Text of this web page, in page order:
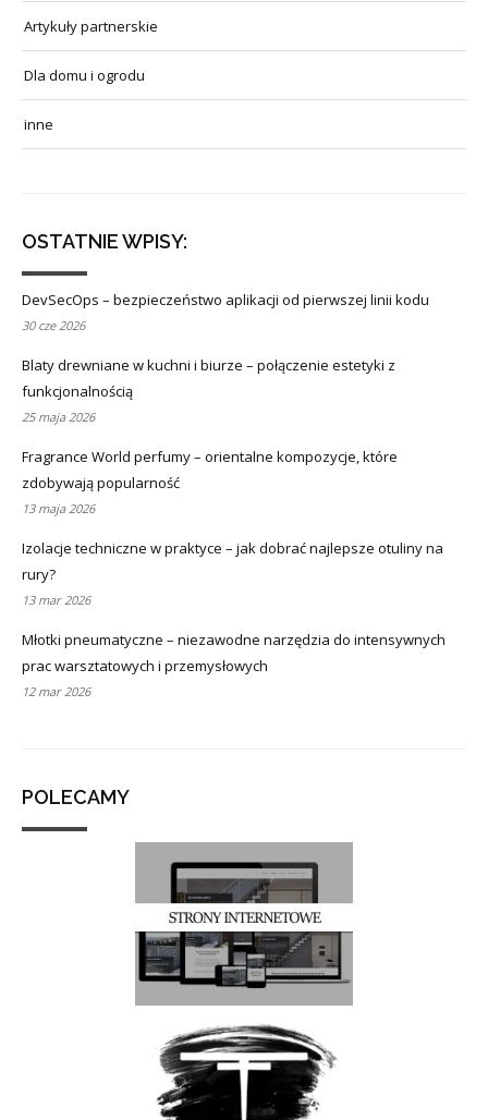
Artykuły partnerskie
Dla domu i ogrodu
inne
OSTATNIE WPISY:
DevSecOps – bezpieczeństwo aplikacji od pierwszej linii kodu
30 cze 2026
Blaty drewniane w kuchni i biurze – połączenie estetyki z
funkcjonalnością
25 maja 2026
Fragrance World perfumy – orientalne kompozycje, które
zdobywają popularność
13 maja 2026
Izolacje techniczne w praktyce – jak dobrać najlepsze otuliny na
rury?
13 mar 2026
Młotki pneumatyczne – niezawodne narzędzia do intensywnych
prac warsztatowych i przemysłowych
12 mar 2026
POLECAMY